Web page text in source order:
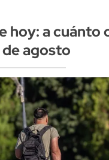
hoy: a cuánto
agosto